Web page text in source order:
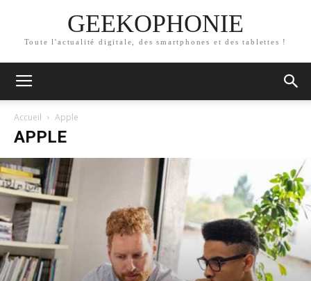
GEEKOPHONIE
Toute l'actualité digitale, des smartphones et des tablettes !
Accueil Apple
APPLE